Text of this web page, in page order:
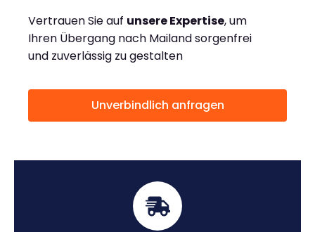
Vertrauen Sie auf unsere Expertise, um
Ihren Übergang nach Mailand sorgenfrei
und zuverlässig zu gestalten
Unverbindlich anfragen